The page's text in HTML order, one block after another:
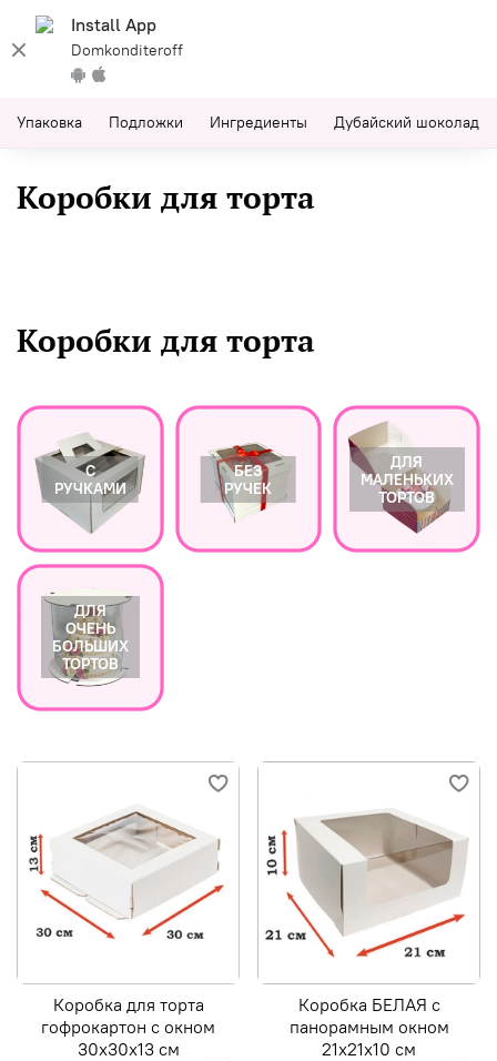
Install App
Domkonditeroff
Упаковка Подложки Ингредиенты Дубайский шоколад
Коробки для торта
Коробки для торта
С
РУЧКАМИ
БЕЗ
РУЧЕК
ДЛЯ
МАЛЕНЬКИХ
ТОРТОВ
ДЛЯ
ОЧЕНЬ
БОЛЬШИХ
ТОРТОВ
Коробка для торта
гофрокартон с окном
30х30х13 см
Коробка БЕЛАЯ с
панорамным окном
21х21х10 см